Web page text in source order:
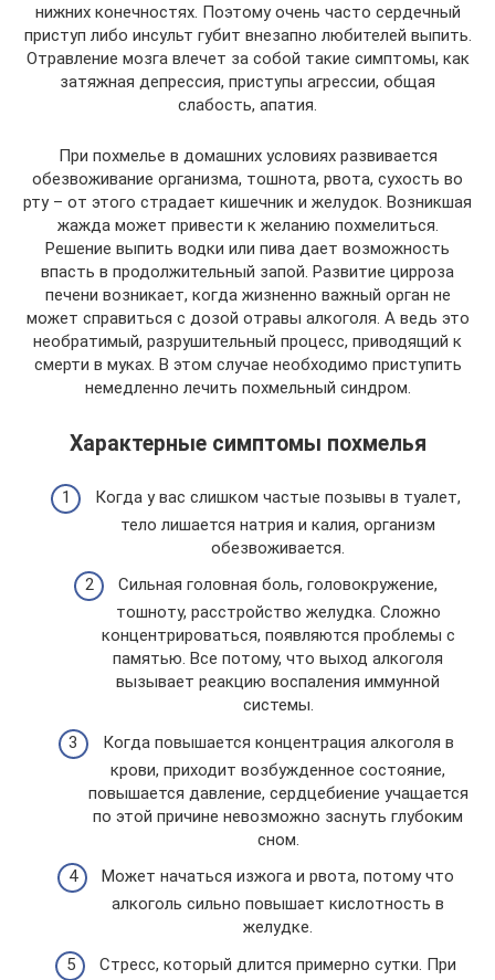
нижних конечностях. Поэтому очень часто сердечный
приступ либо инсульт губит внезапно любителей выпить.
Отравление мозга влечет за собой такие симптомы, как
затяжная депрессия, приступы агрессии, общая
слабость, апатия.
При похмелье в домашних условиях развивается
обезвоживание организма, тошнота, рвота, сухость во
рту – от этого страдает кишечник и желудок. Возникшая
жажда может привести к желанию похмелиться.
Решение выпить водки или пива дает возможность
впасть в продолжительный запой. Развитие цирроза
печени возникает, когда жизненно важный орган не
может справиться с дозой отравы алкоголя. А ведь это
необратимый, разрушительный процесс, приводящий к
смерти в муках. В этом случае необходимо приступить
немедленно лечить похмельный синдром.
Характерные симптомы похмелья
Когда у вас слишком частые позывы в туалет,
тело лишается натрия и калия, организм
обезвоживается.
Сильная головная боль, головокружение,
тошноту, расстройство желудка. Сложно
концентрироваться, появляются проблемы с
памятью. Все потому, что выход алкоголя
вызывает реакцию воспаления иммунной
системы.
Когда повышается концентрация алкоголя в
крови, приходит возбужденное состояние,
повышается давление, сердцебиение учащается
по этой причине невозможно заснуть глубоким
сном.
Может начаться изжога и рвота, потому что
алкоголь сильно повышает кислотность в
желудке.
Стресс, который длится примерно сутки. При